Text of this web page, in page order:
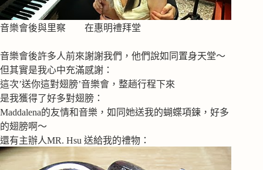
音樂會後與里察 在惠明禮拜堂
音樂會後許多人前來謝謝我們，他們說如同置身天堂～
但其實是我心中充滿感謝：
這次’送你這對翅膀’音樂會，整趟行程下來
是我獲得了好多對翅膀：
Maddalena的友情和音樂，如同她送我的蝴蝶項鍊，好多
的翅膀啊～
還有主辦人MR. Hsu 送給我的禮物：